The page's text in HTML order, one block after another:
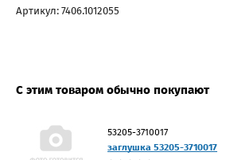
Артикул: 7406.1012055
С этим товаром обычно покупают
53205-3710017
заглушка 53205-3710017